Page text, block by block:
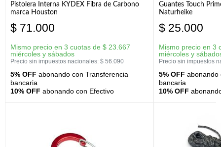
Pistolera Interna KYDEX Fibra de Carbono
marca Houston
$ 71.000
Mismo precio en 3 cuotas de $ 23.667
miércoles y sábados
Precio sin impuestos nacionales: $ 56.090
5% OFF abonando con Transferencia
bancaria
10% OFF abonando con Efectivo
Guantes Touch
Naturheike
$ 25.000
Mismo precio en 3
miércoles y
Precio sin impuestos
5% OFF abonando
bancaria
10% OFF